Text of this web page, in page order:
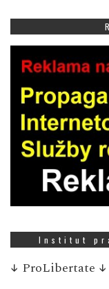
Institut
↓ ProLibertate ↓